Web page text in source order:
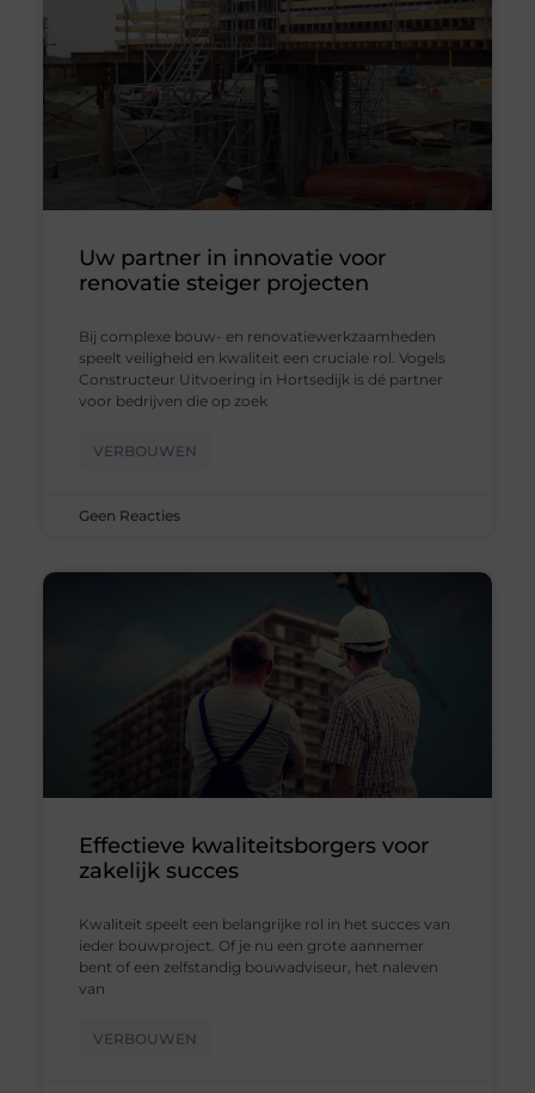
Uw partner in innovatie voor
renovatie steiger projecten
Bij complexe bouw- en renovatiewerkzaamheden
speelt veiligheid en kwaliteit een cruciale rol. Vogels
Constructeur Uitvoering in Hortsedijk is dé partner
voor bedrijven die op zoek
VERBOUWEN
Geen Reacties
Effectieve kwaliteitsborgers voor
zakelijk succes
Kwaliteit speelt een belangrijke rol in het succes van
ieder bouwproject. Of je nu een grote aannemer
bent of een zelfstandig bouwadviseur, het naleven
van
VERBOUWEN